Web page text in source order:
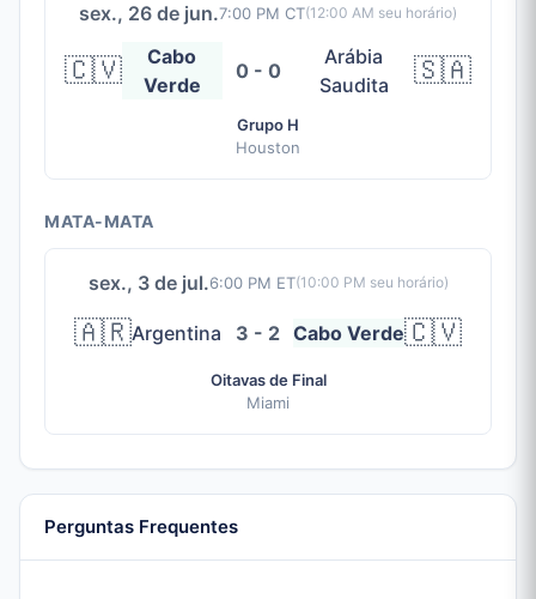
sex., 26 de jun.7:00 PM CT(12:00 AM seu horário)
🇨🇻
Cabo
Verde
0 - 0
Arábia
Saudita
🇸🇦
Grupo H
Houston
MATA-MATA
sex., 3 de jul.6:00 PM ET(10:00 PM seu horário)
🇦🇷Argentina 3 - 2 Cabo Verde🇨🇻
Oitavas de Final
Miami
Perguntas Frequentes